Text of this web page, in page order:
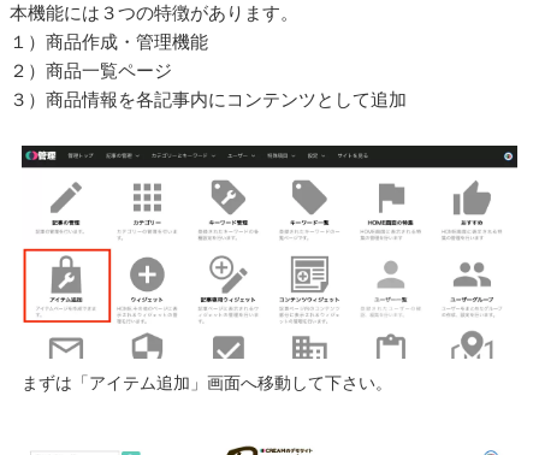
本機能には３つの特徴があります。
１）商品作成・管理機能
２）商品一覧ページ
３）商品情報を各記事内にコンテンツとして追加
まずは「アイテム追加」画面へ移動して下さい。